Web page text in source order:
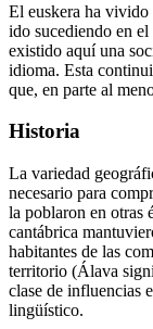
El euskera ha vivido
ido sucediendo en
existido aquí una
idioma. Esta
que, en parte al
Historia
La variedad
necesario para
la poblaron en otras
cantábrica
habitantes de las
territorio (Álava
clase de influencias
lingüístico.